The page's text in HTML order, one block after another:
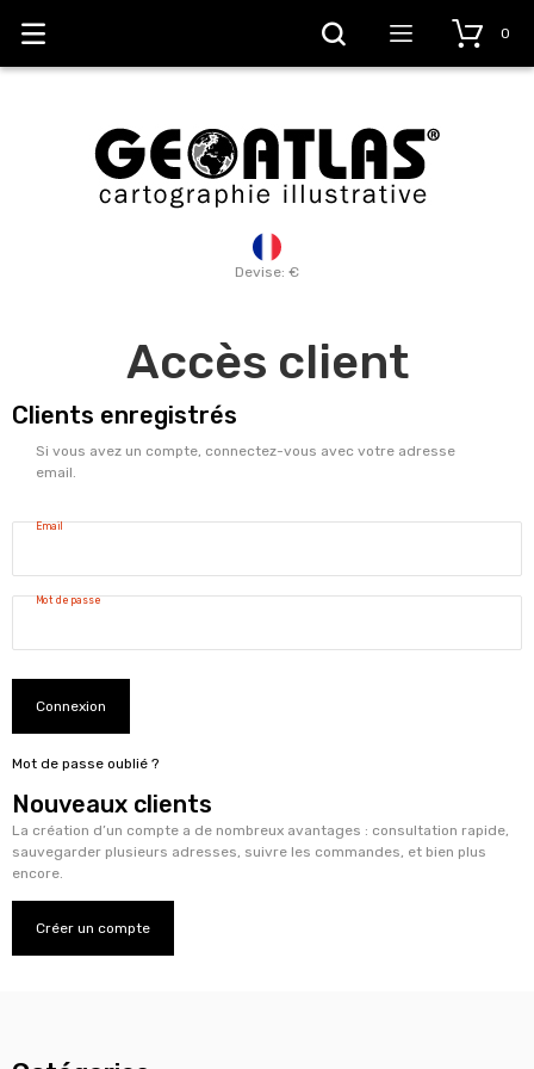
Devise: €
0
Accès client
Clients enregistrés
Si vous avez un compte, connectez-vous avec votre adresse
email.
Email
Mot de passe
Connexion
Mot de passe oublié ?
Nouveaux clients
La création d’un compte a de nombreux avantages : consultation rapide,
sauvegarder plusieurs adresses, suivre les commandes, et bien plus
encore.
Créer un compte